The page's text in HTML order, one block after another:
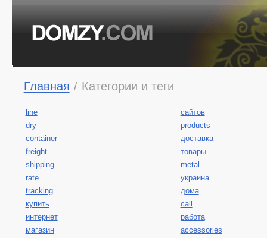
Главная / Категории и теги
line
dry
container
freight
shipping
rate
tracking
купить
интернет
магазин
сайтов
products
доставка
товары
metal
украина
дома
call
работа
accessories